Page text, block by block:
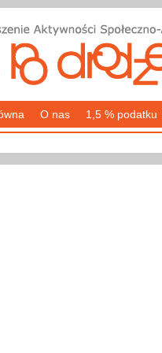
O nas 1,5 % podatku